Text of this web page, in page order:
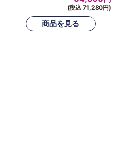
(税込 71,280円)